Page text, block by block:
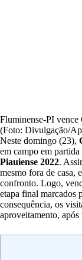
Fluminense-PI vence
(Foto: Divulgação/
Neste domingo (23),
em campo em
Piauiense 2022.
mesmo fora de casa,
confronto. Logo,
etapa final marcados
consequência, os
aproveitamento, após